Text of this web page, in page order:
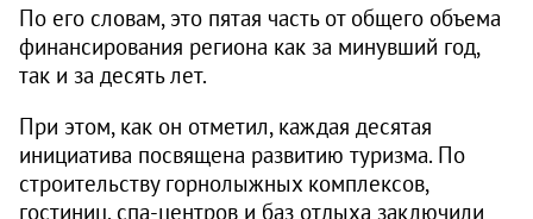
По его словам, это пятая часть от общего объема
финансирования региона как за минувший год,
так и за десять лет.
При этом, как он отметил, каждая десятая
инициатива посвящена развитию туризма. По
строительству горнолыжных комплексов,
гостиниц, спа-центров и баз отдыха заключили